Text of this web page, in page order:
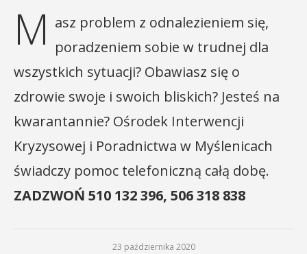
M asz problem z odnalezieniem się,
poradzeniem sobie w trudnej dla
wszystkich sytuacji? Obawiasz się o
zdrowie swoje i swoich bliskich? Jesteś na
kwarantannie? Ośrodek Interwencji
Kryzysowej i Poradnictwa w Myślenicach
świadczy pomoc telefoniczną całą dobę.
ZADZWOŃ 510 132 396, 506 318 838
23 października 2020